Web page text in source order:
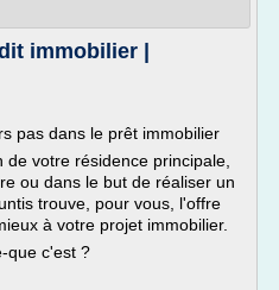
immobilier |
pas dans le prêt immobilier
votre résidence principale,
ou dans le but de réaliser un
trouve, pour vous, l'offre
à votre projet immobilier.
que c'est ?